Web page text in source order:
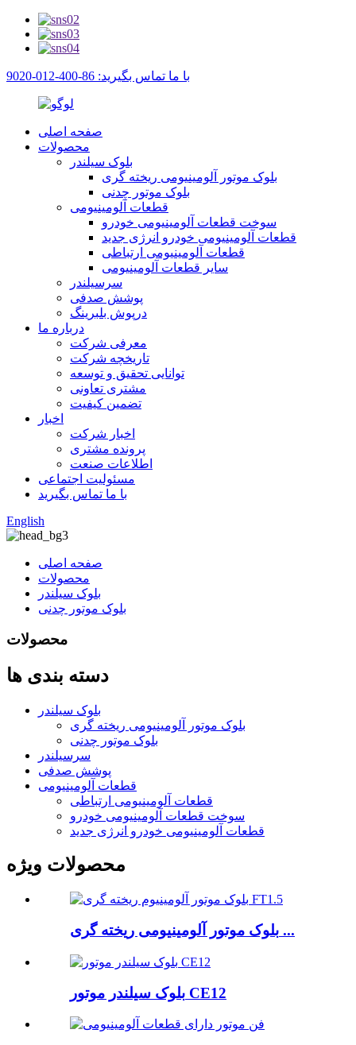
با ما تماس بگیرید: 86-400-012-9020
صفحه اصلی
محصولات
بلوک سیلندر
بلوک موتور آلومینیومی ریخته گری
بلوک موتور چدنی
قطعات آلومینیومی
سوخت قطعات آلومینیومی خودرو
قطعات آلومینیومی خودرو انرژی جدید
قطعات آلومینیومی ارتباطی
سایر قطعات آلومینیومی
سرسیلندر
پوشش صدفی
درپوش بلبرینگ
درباره ما
معرفی شرکت
تاریخچه شرکت
توانایی تحقیق و توسعه
مشتری تعاونی
تضمین کیفیت
اخبار
اخبار شرکت
پرونده مشتری
اطلاعات صنعت
مسئولیت اجتماعی
با ما تماس بگیرید
English
صفحه اصلی
محصولات
بلوک سیلندر
بلوک موتور چدنی
محصولات
دسته بندی ها
بلوک سیلندر
بلوک موتور آلومینیومی ریخته گری
بلوک موتور چدنی
سرسیلندر
پوشش صدفی
قطعات آلومینیومی
قطعات آلومینیومی ارتباطی
سوخت قطعات آلومینیومی خودرو
قطعات آلومینیومی خودرو انرژی جدید
محصولات ویژه
بلوک موتور آلومینیومی ریخته گری ...
بلوک سیلندر موتور CE12